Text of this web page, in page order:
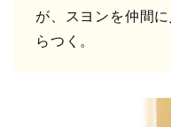
が、スヨンを仲間
らつく。